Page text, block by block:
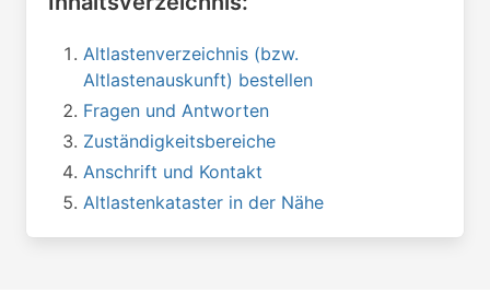
Altlastenverzeichnis (bzw.
Altlastenauskunft) bestellen
Fragen und Antworten
Zuständigkeitsbereiche
Anschrift und Kontakt
Altlastenkataster in der Nähe